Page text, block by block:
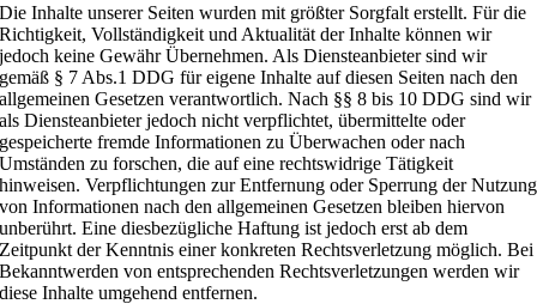
Die Inhalte unserer Seiten wurden mit größter Sorgfalt erstellt. Für die
Richtigkeit, Vollständigkeit und Aktualität der Inhalte können wir
jedoch keine Gewähr Übernehmen. Als Diensteanbieter sind wir
gemäß § 7 Abs.1 DDG für eigene Inhalte auf diesen Seiten nach den
allgemeinen Gesetzen verantwortlich. Nach §§ 8 bis 10 DDG sind wir
als Diensteanbieter jedoch nicht verpflichtet, übermittelte oder
gespeicherte fremde Informationen zu Überwachen oder nach
Umständen zu forschen, die auf eine rechtswidrige Tätigkeit
hinweisen. Verpflichtungen zur Entfernung oder Sperrung der Nutzung
von Informationen nach den allgemeinen Gesetzen bleiben hiervon
unberührt. Eine diesbezügliche Haftung ist jedoch erst ab dem
Zeitpunkt der Kenntnis einer konkreten Rechtsverletzung möglich. Bei
Bekanntwerden von entsprechenden Rechtsverletzungen werden wir
diese Inhalte umgehend entfernen.